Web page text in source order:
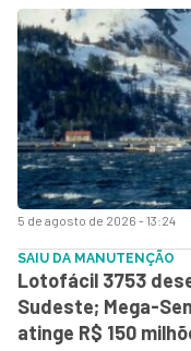
5 de agosto de 2026 - 13:24
SAIU DA MANUTENÇÃO
Lotofácil 3753
Sudeste; Mega-
atinge R$ 150